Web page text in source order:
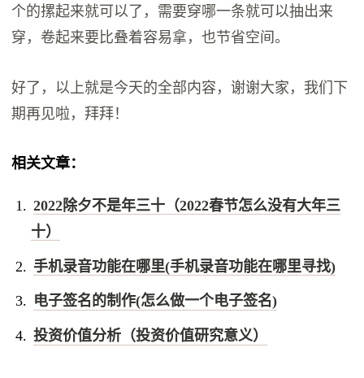
个的摞起来就可以了，需要穿哪一条就可以抽出来
穿，卷起来要比叠着容易拿，也节省空间。
好了，以上就是今天的全部内容，谢谢大家，我们下
期再见啦，拜拜！
相关文章：
2022除夕不是年三十（2022春节怎么没有大年三
十）
手机录音功能在哪里(手机录音功能在哪里寻找)
电子签名的制作(怎么做一个电子签名)
投资价值分析（投资价值研究意义）